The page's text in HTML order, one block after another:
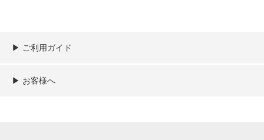
▶︎ ご利用ガイド
ご利用ガイド
決済／配送／送料について
取り扱い商品一覧
顧客情報の取扱について
特定商取引法の表記
▶︎ お客様へ